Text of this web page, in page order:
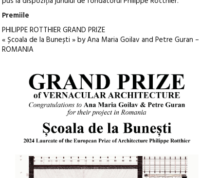
Premiile
PHILIPPE ROTTHIER GRAND PRIZE
« Școala de la Bunești » by Ana Maria Goilav and Petre Guran –
ROMANIA